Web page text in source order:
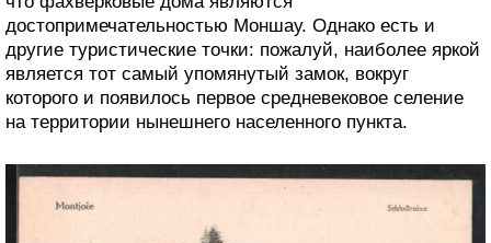
достопримечательностью Моншау. Однако есть и
другие туристические точки: пожалуй, наиболее яркой
является тот самый упомянутый замок, вокруг
которого и появилось первое средневековое селение
на территории нынешнего населенного пункта.